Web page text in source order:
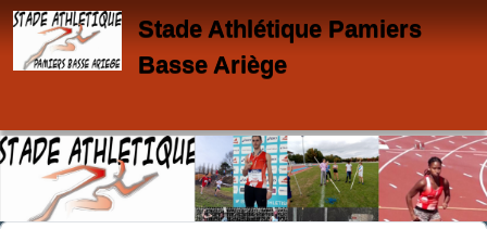
Stade Athlétique Pamiers
Basse Ariège
Panneau de gestion des cookies